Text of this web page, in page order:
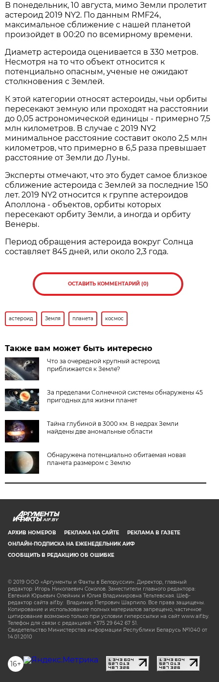
В понедельник, 10 августа, мимо Земли пролетит
астероид 2019 NY2. По данным RMF24,
максимальное сближение с нашей планетой
произойдет в 00:20 по всемирному времени.
Диаметр астероида оценивается в 330 метров.
Несмотря на то что объект относится к
потенциально опасным, ученые не ожидают
столкновения с Землей.
К этой категории относят астероиды, чьи орбиты
пересекают земную или проходят на расстоянии
до 0,05 астрономической единицы - примерно 7,5
млн километров. В случае с 2019 NY2
минимальное расстояние составит около 2,5 млн
километров, что примерно в 6,5 раза превышает
расстояние от Земли до Луны.
Эксперты отмечают, что это будет самое близкое
сближение астероида с Землей за последние 150
лет. 2019 NY2 относится к группе астероидов
Аполлона - объектов, орбиты которых
пересекают орбиту Земли, а иногда и орбиту
Венеры.
Период обращения астероида вокруг Солнца
составляет 845 дней, или около 2,3 года.
ОСТАВИТЬ КОММЕНТАРИЙ (0)
астероид Земля планета космос
Также вам может быть интересно
Что за очередной крупный астероид
приближается к Земле?
За пределами Солнечной системы обнаружены 45
пригодных для жизни планет
Тайна глубиной в 3000 км. В недрах Земли
найдены две аномальные области
Обнаружена потенциально обитаемая новая
планета размером с Землю
AIF.BY
АРХИВ НОМЕРОВ РЕКЛАМА НА САЙТЕ
РЕКЛАМА В ГАЗЕТЕ
ОНЛАЙН-ПОДПИСКА НА ЕЖЕНЕДЕЛЬНИК АИФ
СООБЩИТЬ В РЕДАКЦИЮ ОБ ОШИБКЕ
© 2019 ООО «Аргументы и Факты в Белоруссии». Директор, главный
редактор: Игорь Николаевич Соколов. Заместители главного редактора:
Евгений Юрьевич Олейник и Юлия Владимировна Тельтевская. Шеф-
редактор сайта aif.by: Владимир Петрович Шарпило. Все права защищены.
Копирование и использование полных материалов запрещено, частичное
цитирование возможно только при условии гиперссылки на сайт www.aif.by.
Телефон для связи с редакцией: +375 29 642 67 51.
Свидетельство Министерства информации Республики Беларусь №1040 от
14.01.2010
16+